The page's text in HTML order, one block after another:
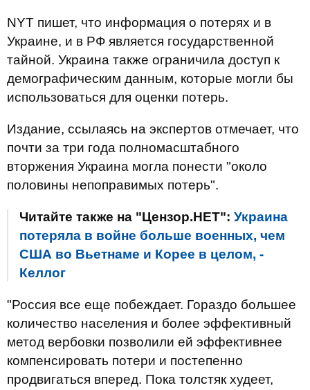
NYT пишет, что информация о потерях и в
Украине, и в РФ является государственной
тайной. Украина также ограничила доступ к
демографическим данным, которые могли бы
использоваться для оценки потерь.
Издание, ссылаясь на экспертов отмечает, что
почти за три года полномасштабного
вторжения Украина могла понести "около
половины непоправимых потерь".
Читайте также на "Цензор.НЕТ": Украина
потеряла в войне больше военных, чем
США во Вьетнаме и Корее в целом, -
Келлог
"Россия все еще побеждает. Гораздо большее
количество населения и более эффективный
метод вербовки позволили ей эффективнее
компенсировать потери и постепенно
продвигаться вперед. Пока толстяк худеет,